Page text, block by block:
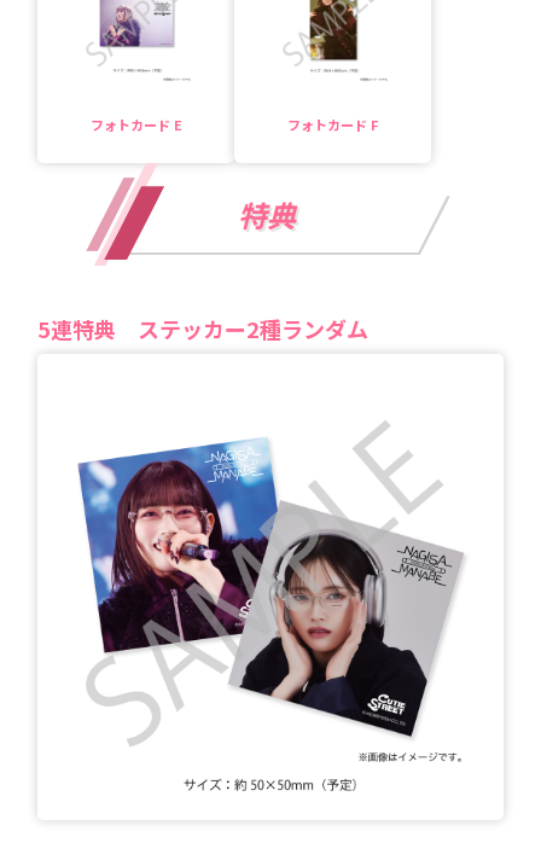
フォトカード E フォトカード F
特典
5連特典 ステッカー2種ランダム